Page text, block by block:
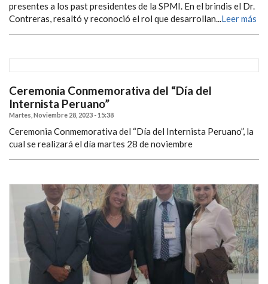
presentes a los past presidentes de la SPMI. En el brindis el Dr.
Contreras, resaltó y reconoció el rol que desarrollan...Leer más
Ceremonia Conmemorativa del “Día del
Internista Peruano”
Martes, Noviembre 28, 2023 - 15:38
Ceremonia Conmemorativa del “Día del Internista Peruano”, la
cual se realizará el día martes 28 de noviembre